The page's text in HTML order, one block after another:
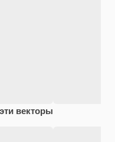
векторы